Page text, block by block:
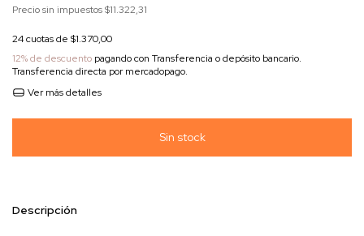
Precio sin impuestos$11.322,31
24cuotas de $1.370,00
12% de descuento pagando con Transferencia o depósito bancario.
Transferencia directa por mercadopago.
Ver más detalles
Descripción